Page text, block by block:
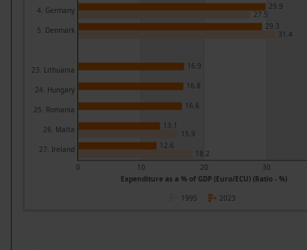
Expenditure as a % of GDP (Euro/ECU) (Ratio - %)
0 10 20 30
4. Germany
5. Denmark
23. Lithuania
24. Hungary
25. Romania
26. Malta
27. Ireland
29.9
29.3
16.9
16.8
16.6
13.1
12.6
27.5
31.4
15.9
18.2
2023
1995